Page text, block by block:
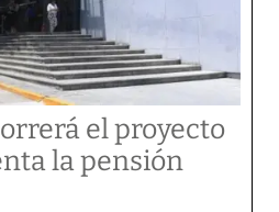
el proyecto
la pensión